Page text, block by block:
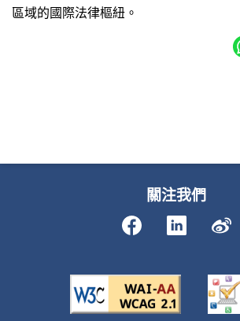
區域的國際法律樞紐。
關注我們